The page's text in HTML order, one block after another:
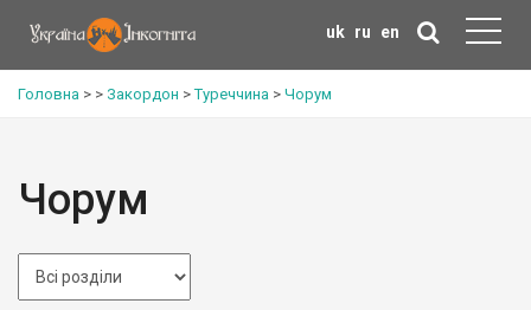
uk ru en
Головна > > Закордон >Туреччина > Чорум
Чорум